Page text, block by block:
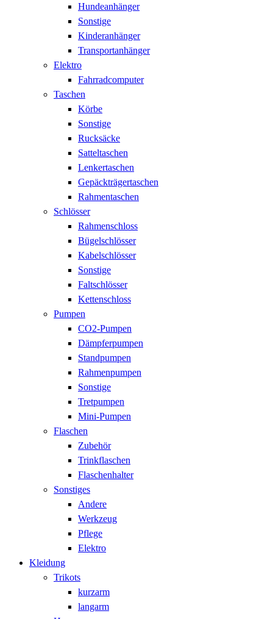
Hundeanhänger
Sonstige
Kinderanhänger
Transportanhänger
Elektro
Fahrradcomputer
Taschen
Körbe
Sonstige
Rucksäcke
Satteltaschen
Lenkertaschen
Gepäckträgertaschen
Rahmentaschen
Schlösser
Rahmenschloss
Bügelschlösser
Kabelschlösser
Sonstige
Faltschlösser
Kettenschloss
Pumpen
CO2-Pumpen
Dämpferpumpen
Standpumpen
Rahmenpumpen
Sonstige
Tretpumpen
Mini-Pumpen
Flaschen
Zubehör
Trinkflaschen
Flaschenhalter
Sonstiges
Andere
Werkzeug
Pflege
Elektro
Kleidung
Trikots
kurzarm
langarm